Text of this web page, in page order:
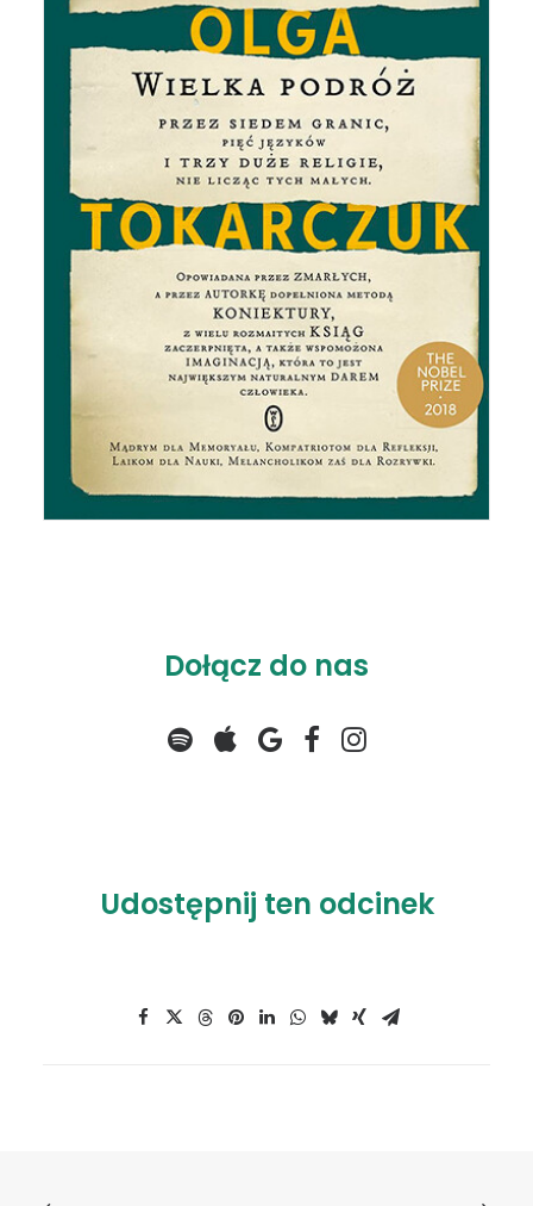
Dołącz do nas
Udostępnij ten odcinek